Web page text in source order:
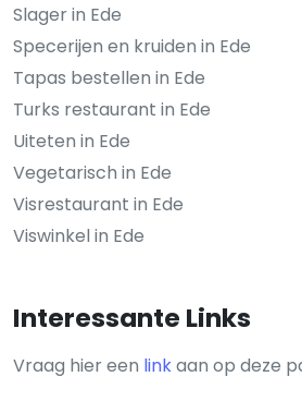
Slager in Ede
Specerijen en kruiden in Ede
Tapas bestellen in Ede
Turks restaurant in Ede
Uiteten in Ede
Vegetarisch in Ede
Visrestaurant in Ede
Viswinkel in Ede
Interessante Links
Vraag hier een linkaan op deze